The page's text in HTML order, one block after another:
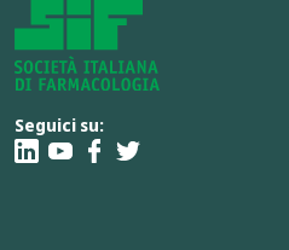
Seguici su: